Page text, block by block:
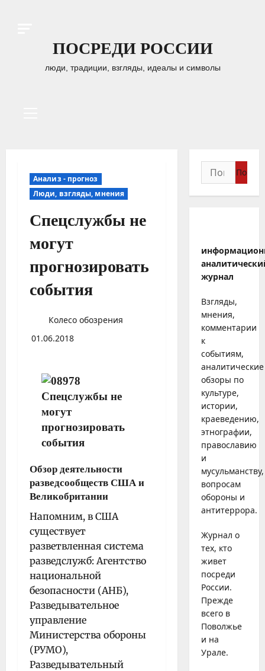
ПОСРЕДИ РОССИИ
люди, традиции, взгляды, идеалы и символы
Анализ - прогноз
Люди, взгляды, мнения
Спецслужбы не
могут
прогнозировать
события
Колесо обозрения
01.06.2018
Обзор деятельности
разведсообществ США и
Великобритании
Напомним, в США
существует
разветвленная система
разведслужб: Агентство
национальной
безопасности (АНБ),
Разведывательное
управление
Министерства обороны
(РУМО),
Разведывательный
Найти:
журнал
Взгляды,
мнения,
комментарии
к
событиям,
аналитические
обзоры по
культуре,
истории,
краеведению,
этнографии,
православию
и
мусульманству,
вопросам
обороны и
антитеррора.
Журнал о
тех, кто
живет
посреди
России.
Прежде
всего в
Поволжье
и на
Урале.